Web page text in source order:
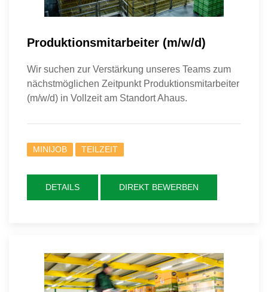
Produktionsmitarbeiter (m/w/d)
Wir suchen zur Verstärkung unseres Teams zum
nächstmöglichen Zeitpunkt Produktionsmitarbeiter
(m/w/d) in Vollzeit am Standort Ahaus.
MINIJOB TEILZEIT
DETAILS DIREKT BEWERBEN